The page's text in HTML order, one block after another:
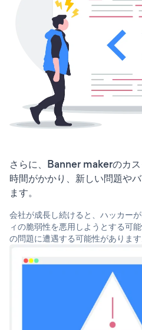
さらに、Banner makerのカ
時間がかかり、新しい問題や
ます。
会社が成長し続けると、ハッカー
ィの脆弱性を悪用しようとする可
の問題に遭遇する可能性があります